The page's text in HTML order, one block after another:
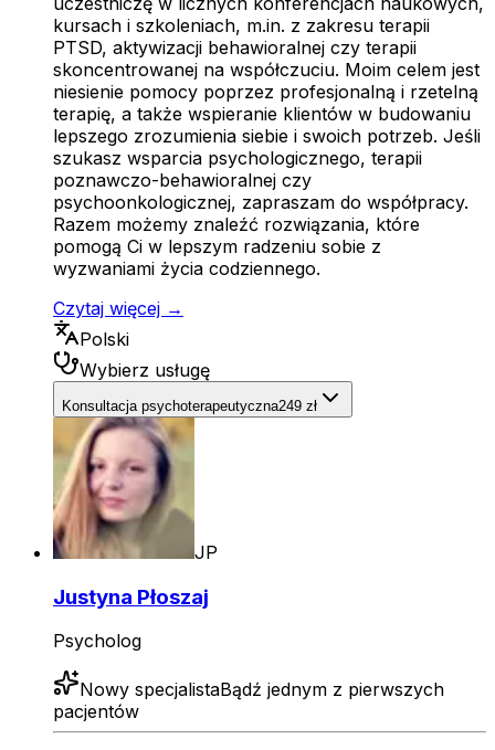
kursach i szkoleniach, m.in. z zakresu terapii
PTSD, aktywizacji behawioralnej czy terapii
skoncentrowanej na współczuciu. Moim celem jest
niesienie pomocy poprzez profesjonalną i rzetelną
terapię, a także wspieranie klientów w budowaniu
lepszego zrozumienia siebie i swoich potrzeb. Jeśli
szukasz wsparcia psychologicznego, terapii
poznawczo-behawioralnej czy
psychoonkologicznej, zapraszam do współpracy.
Razem możemy znaleźć rozwiązania, które
pomogą Ci w lepszym radzeniu sobie z
wyzwaniami życia codziennego.
Czytaj więcej →
Polski
Wybierz usługę
Konsultacja psychoterapeutyczna249 zł
JP
Justyna Płoszaj
Psycholog
Nowy specjalistaBądź jednym z pierwszych
pacjentów